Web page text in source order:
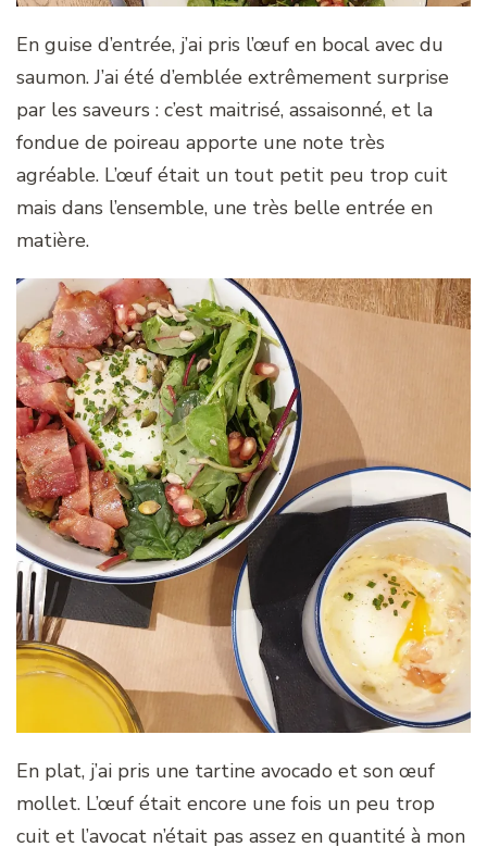
En guise d’entrée, j’ai pris l’œuf en bocal avec du
saumon. J’ai été d’emblée extrêmement surprise
par les saveurs : c’est maitrisé, assaisonné, et la
fondue de poireau apporte une note très
agréable. L’œuf était un tout petit peu trop cuit
mais dans l’ensemble, une très belle entrée en
matière.
En plat, j’ai pris une tartine avocado et son œuf
mollet. L’œuf était encore une fois un peu trop
cuit et l’avocat n’était pas assez en quantité à mon